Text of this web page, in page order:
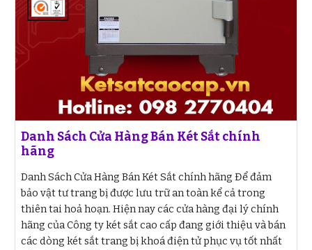
Danh Sách Cửa Hàng Bán Két Sắt chính
hãng
Danh Sách Cửa Hàng Bán Két Sắt chính hãng Để đảm
bảo vật tư trang bị được lưu trữ an toàn kể cả trong
thiên tai hoả hoạn. Hiện nay các cửa hàng đại lý chính
hãng của Công ty két sắt cao cấp đang giới thiệu và bán
các dòng két sắt trang bị khoá điện tử phục vụ tốt nhất